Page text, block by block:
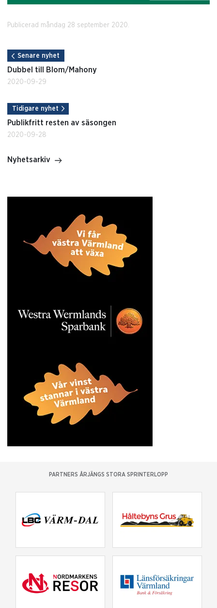
Publicerad måndag 28 september 2020.
Senare nyhet
Dubbel till Blom/Mahony
2020-09-29
Tidigare nyhet
Publikfritt resten av säsongen
2020-09-28
Nyhetsarkiv
PARTNERS ÅRJÄNGS STORA SPRINTERLOPP